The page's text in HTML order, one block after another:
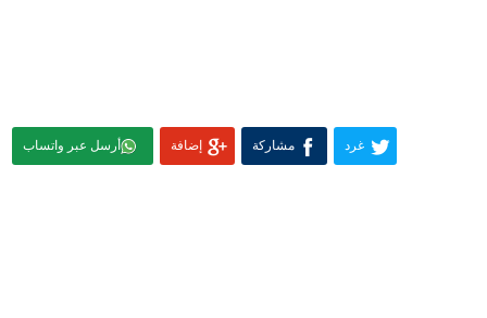
غرد مشاركة إضافة أرسل عبر واتساب